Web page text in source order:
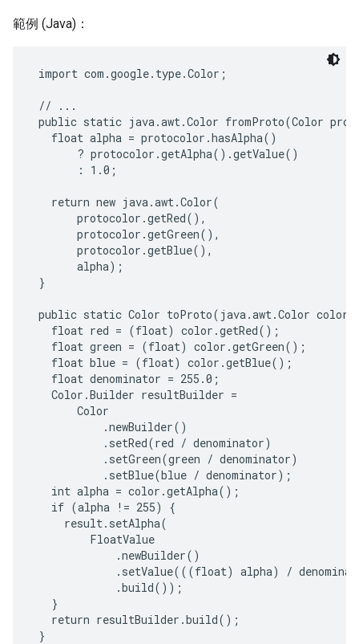
範例 (Java)：
import com.google.type.Color;
// ...
public static java.awt.Color fromProto(Color
   float alpha = protocolor.hasAlpha()
       ? protocolor.getAlpha().getValue()
       : 1.0;
   return new java.awt.Color(
       protocolor.getRed(),
       protocolor.getGreen(),
       protocolor.getBlue(),
       alpha);
}
public static Color toProto(java.awt.Color
   float red = (float) color.getRed();
   float green = (float) color.getGreen();
   float blue = (float) color.getBlue();
   float denominator = 255.0;
   Color.Builder resultBuilder =
       Color
           .newBuilder()
           .setRed(red / denominator)
           .setGreen(green / denominator)
           .setBlue(blue / denominator);
   int alpha = color.getAlpha();
   if (alpha != 255) {
     result.setAlpha(
         FloatValue
             .newBuilder()
.setValue(((float) alpha) /
             .build());
   }
   return resultBuilder.build();
}